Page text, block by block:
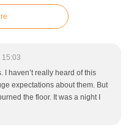
I haven’t really heard of this
expectations about them. But
the floor. It was a night I